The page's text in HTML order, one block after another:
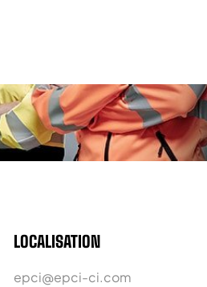
LOCALISATION
epci@epci-ci.com